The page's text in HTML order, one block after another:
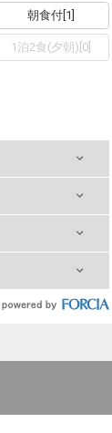
朝食付 1
1泊2食(夕朝) 0